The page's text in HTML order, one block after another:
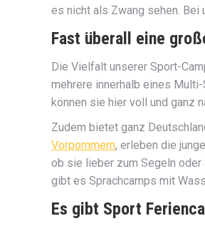
es nicht als Zwang sehen. Bei
Fast überall eine
Die Vielfalt unserer Sport-
mehrere innerhalb eines
können sie hier voll und ganz
Zudem bietet ganz
Vorpommern, erleben die
ob sie lieber zum Segeln oder
gibt es Sprachcamps mit
Es gibt Sport